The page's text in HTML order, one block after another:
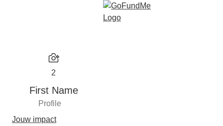
2
First Name
Profile
Jouw impact